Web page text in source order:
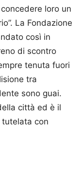
loro un
La Fondazione
così in
di scontro
tenuta fuori
tra
sono guai.
città ed è il
tutelata con